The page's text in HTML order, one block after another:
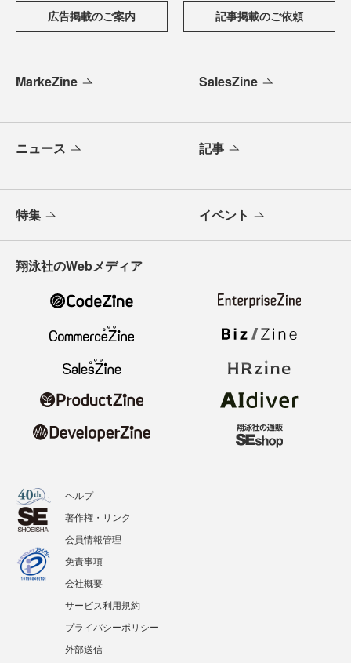
広告掲載のご案内 記事掲載のご依頼
MarkeZine SalesZine
ニュース 記事
特集 イベント
翔泳社のWebメディア
ヘルプ
著作権・リンク
会員情報管理
免責事項
会社概要
サービス利用規約
プライバシーポリシー
外部送信